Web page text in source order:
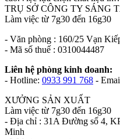
TRỤ SỞ CÔNG TY SÁNG
Làm việc từ 7g30 đến 16g30
- Văn phòng : 160/25 Vạn
- Mã số thuế : 0310044487
Liên hệ phòng kinh doanh:
- Hotline: 0933 991 768 -
XƯỞNG SẢN XUẤT
Làm việc từ 7g30 đến 16g30
- Địa chỉ : 31A Đường số 4,
Minh